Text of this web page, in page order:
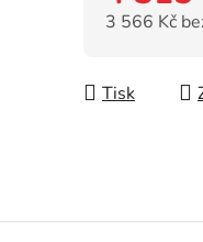
3 566 Kč
Tisk